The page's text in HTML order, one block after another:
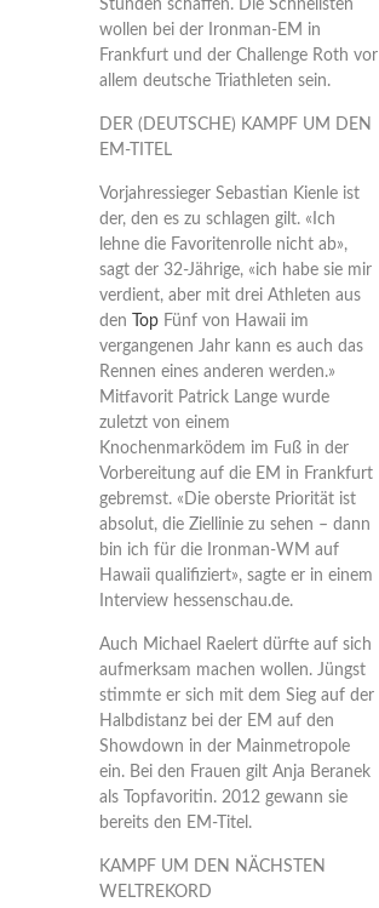
Stunden schaffen. Die Schnellsten
wollen bei der Ironman-EM in
Frankfurt und der Challenge Roth vor
allem deutsche Triathleten sein.
DER (DEUTSCHE) KAMPF UM DEN
EM-TITEL
Vorjahressieger Sebastian Kienle ist
der, den es zu schlagen gilt. «Ich
lehne die Favoritenrolle nicht ab»,
sagt der 32-Jährige, «ich habe sie mir
verdient, aber mit drei Athleten aus
den
TopFünf von Hawaii im
vergangenen Jahr kann es auch das
Rennen eines anderen werden.»
Mitfavorit Patrick Lange wurde
zuletzt von einem
Knochenmarködem im Fuß in der
Vorbereitung auf die EM in Frankfurt
gebremst. «Die oberste Priorität ist
absolut, die Ziellinie zu sehen – dann
bin ich für die Ironman-WM auf
Hawaii qualifiziert», sagte er in einem
Interview hessenschau.de.
Auch Michael Raelert dürfte auf sich
aufmerksam machen wollen. Jüngst
stimmte er sich mit dem Sieg auf der
Halbdistanz bei der EM auf den
Showdown in der Mainmetropole
ein. Bei den Frauen gilt Anja Beranek
als Topfavoritin. 2012 gewann sie
bereits den EM-Titel.
KAMPF UM DEN NÄCHSTEN
WELTREKORD